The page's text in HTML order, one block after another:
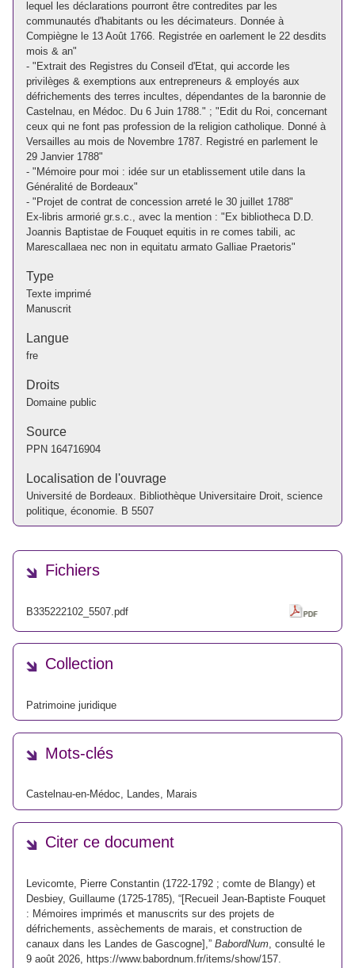
lequel les déclarations pourront être contredites par les
communautés d'habitants ou les décimateurs. Donnée à
Compiègne le 13 Août 1766. Registrée en oarlement le 22 desdits
mois & an"
- "Extrait des Registres du Conseil d'Etat, qui accorde les
privilèges & exemptions aux entrepreneurs & employés aux
défrichements des terres incultes, dépendantes de la baronnie de
Castelnau, en Médoc. Du 6 Juin 1788." ; "Edit du Roi, concernant
ceux qui ne font pas profession de la religion catholique. Donné à
Versailles au mois de Novembre 1787. Registré en parlement le
29 Janvier 1788"
- "Mémoire pour moi : idée sur un etablissement utile dans la
Généralité de Bordeaux"
- "Projet de contrat de concession arreté le 30 juillet 1788"
Ex-libris armorié gr.s.c., avec la mention : "Ex bibliotheca D.D.
Joannis Baptistae de Fouquet equitis in re comes tabili, ac
Marescallaea nec non in equitatu armato Galliae Praetoris"
Type
Texte imprimé
Manuscrit
Langue
fre
Droits
Domaine public
Source
PPN 164716904
Localisation de l'ouvrage
Université de Bordeaux. Bibliothèque Universitaire Droit, science
politique, économie. B 5507
Fichiers
B335222102_5507.pdf
Collection
Patrimoine juridique
Mots-clés
Castelnau-en-Médoc, Landes, Marais
Citer ce document
Levicomte, Pierre Constantin (1722-1792 ; comte de Blangy) et
Desbiey, Guillaume (1725-1785), “[Recueil Jean-Baptiste Fouquet
: Mémoires imprimés et manuscrits sur des projets de
défrichements, assèchements de marais, et construction de
canaux dans les Landes de Gascogne],” BabordNum , consulté le
9 août 2026,
https://www.babordnum.fr/items/show/157